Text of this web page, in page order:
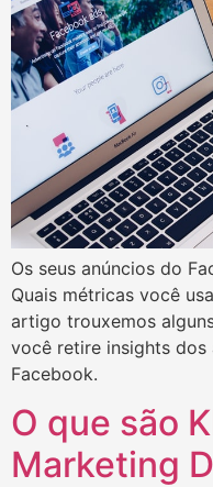
Os seus anúncios do
Quais métricas você
artigo trouxemos
você retire insights dos
Facebook.
O que são
Marketing